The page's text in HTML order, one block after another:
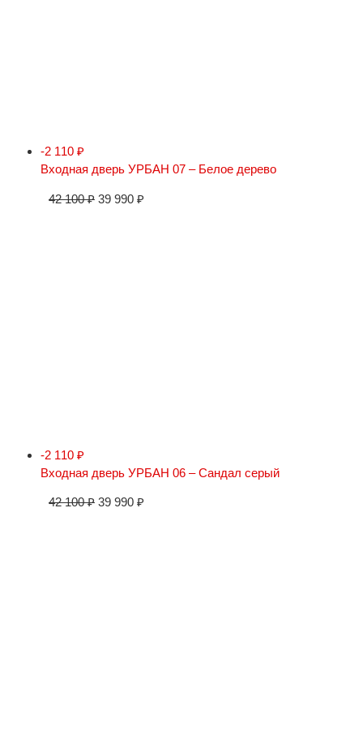
-2 110 ₽
Входная дверь УРБАН 07 – Белое дерево
42 100₽ 39 990 ₽
-2 110 ₽
Входная дверь УРБАН 06 – Сандал серый
42 100₽ 39 990 ₽